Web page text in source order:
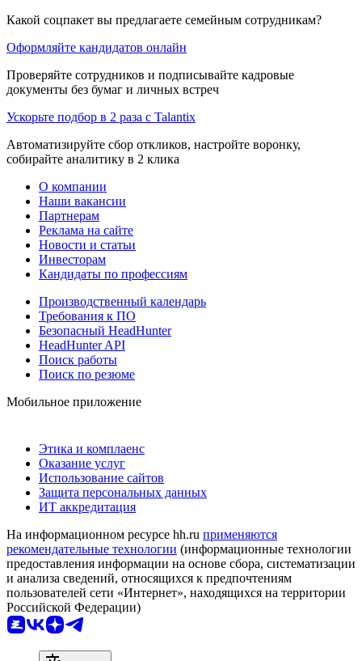
Какой соцпакет вы предлагаете семейным сотрудникам?
Оформляйте кандидатов онлайн
Проверяйте сотрудников и подписывайте кадровые
документы без бумаг и личных встреч
Ускорьте подбор в 2 раза с Talantix
Автоматизируйте сбор откликов, настройте воронку,
собирайте аналитику в 2 клика
О компании
Наши вакансии
Партнерам
Реклама на сайте
Новости и статьи
Инвесторам
Кандидаты по профессиям
Производственный календарь
Требования к ПО
Безопасный HeadHunter
HeadHunter API
Поиск работы
Поиск по резюме
Мобильное приложение
Этика и комплаенс
Оказание услуг
Использование сайтов
Защита персональных данных
ИТ аккредитация
На информационном ресурсе hh.ru применяются
рекомендательные технологии (информационные технологии
предоставления информации на основе сбора, систематизации
и анализа сведений, относящихся к предпочтениям
пользователей сети «Интернет», находящихся на территории
Российской Федерации)